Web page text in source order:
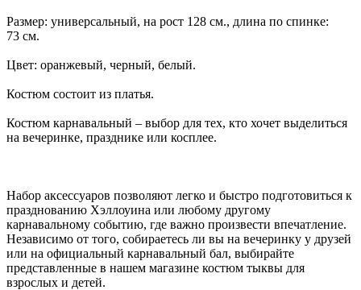
Размер: универсальный, на рост 128 см., длина по спинке:
73 см.
Цвет: оранжевый, черный, белый.
Костюм состоит из платья.
Костюм карнавальный – выбор для тех, кто хочет выделиться
на вечеринке, празднике или косплее.
Набор аксессуаров позволяют легко и быстро подготовиться к
празднованию Хэллоуина или любому другому
карнавальному событию, где важно произвести впечатление.
Независимо от того, собираетесь ли вы на вечеринку у друзей
или на официальный карнавальный бал, выбирайте
представленные в нашем магазине костюм тыквы для
взрослых и детей.